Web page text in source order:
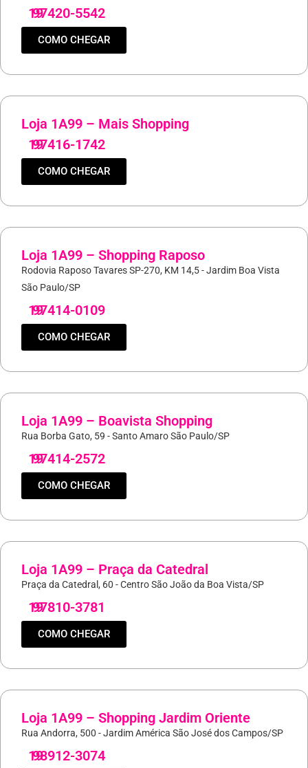
19
97420-5542
COMO CHEGAR
Loja 1A99 – Mais Shopping
19
97416-1742
COMO CHEGAR
Loja 1A99 – Shopping Raposo
Rodovia Raposo Tavares SP-270, KM 14,5 - Jardim Boa Vista
São Paulo/SP
19
97414-0109
COMO CHEGAR
Loja 1A99 – Boavista Shopping
Rua Borba Gato, 59 - Santo Amaro São Paulo/SP
19
97414-2572
COMO CHEGAR
Loja 1A99 – Praça da Catedral
Praça da Catedral, 60 - Centro São João da Boa Vista/SP
19
97810-3781
COMO CHEGAR
Loja 1A99 – Shopping Jardim Oriente
Rua Andorra, 500 - Jardim América São José dos Campos/SP
19
98912-3074